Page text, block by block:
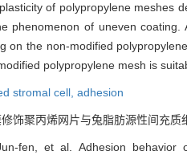
of polypropylene meshes
phenomenon of uneven
on the non-modified
polypropylene mesh is
stromal cell, adhesion
饰聚丙烯网片与兔脂肪源性间充
fen, et al. Adhesion behavior